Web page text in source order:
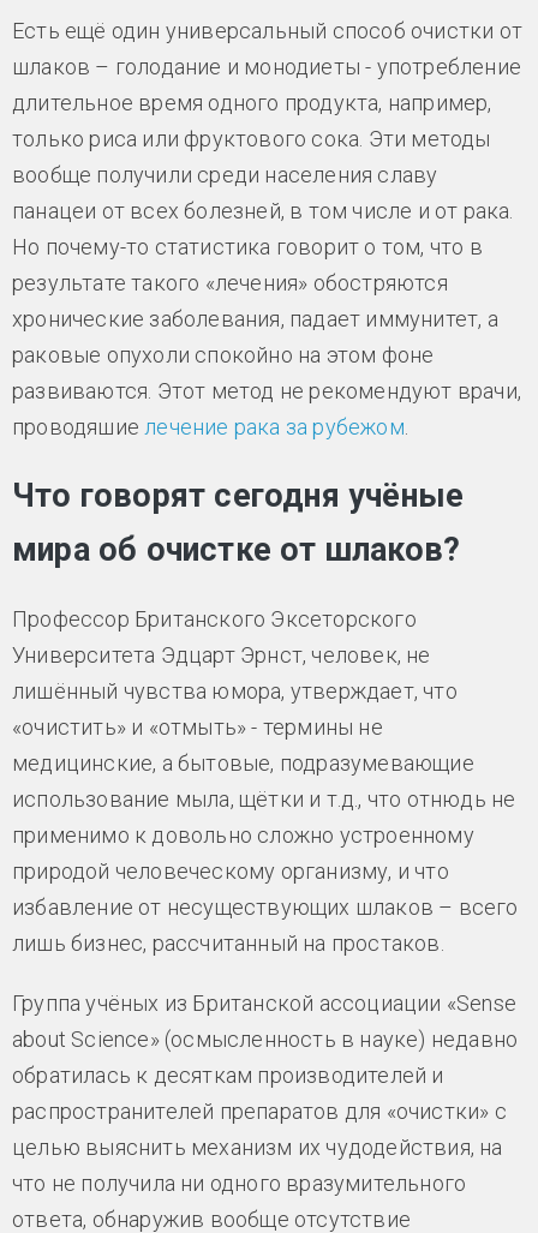
Есть ещё один универсальный способ очистки от
шлаков – голодание и монодиеты - употребление
длительное время одного продукта, например,
только риса или фруктового сока. Эти методы
вообще получили среди населения славу
панацеи от всех болезней, в том числе и от рака.
Но почему-то статистика говорит о том, что в
результате такого «лечения» обостряются
хронические заболевания, падает иммунитет, а
раковые опухоли спокойно на этом фоне
развиваются. Этот метод не рекомендуют врачи,
проводяшие лечение рака за рубежом
Что говорят сегодня учёные
мира об очистке от шлаков?
Профессор Британского Эксеторского
Университета Эдцарт Эрнст, человек, не
лишённый чувства юмора, утверждает, что
«очистить» и «отмыть» - термины не
медицинские, а бытовые, подразумевающие
использование мыла, щётки и т.д., что отнюдь не
применимо к довольно сложно устроенному
природой человеческому организму, и что
избавление от несуществующих шлаков – всего
лишь бизнес, рассчитанный на простаков.
Группа учёных из Британской ассоциации «Sense
about Science» (осмысленность в науке) недавно
обратилась к десяткам производителей и
распространителей препаратов для «очистки» с
целью выяснить механизм их чудодействия, на
что не получила ни одного вразумительного
ответа, обнаружив вообще отсутствие